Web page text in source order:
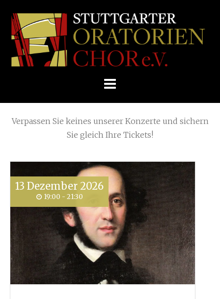
Skip
E.V.
Home Requiem: Karl Jenkins »
Verpassen Sie keines unserer Konzerte und sichern
Sie gleich Ihre Tickets!
13 Dezember 2026
19:00 - 21:30